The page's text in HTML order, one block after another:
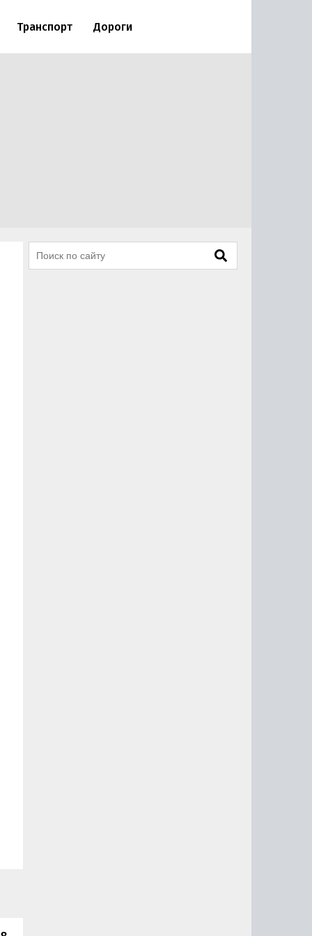
Транспорт Дороги